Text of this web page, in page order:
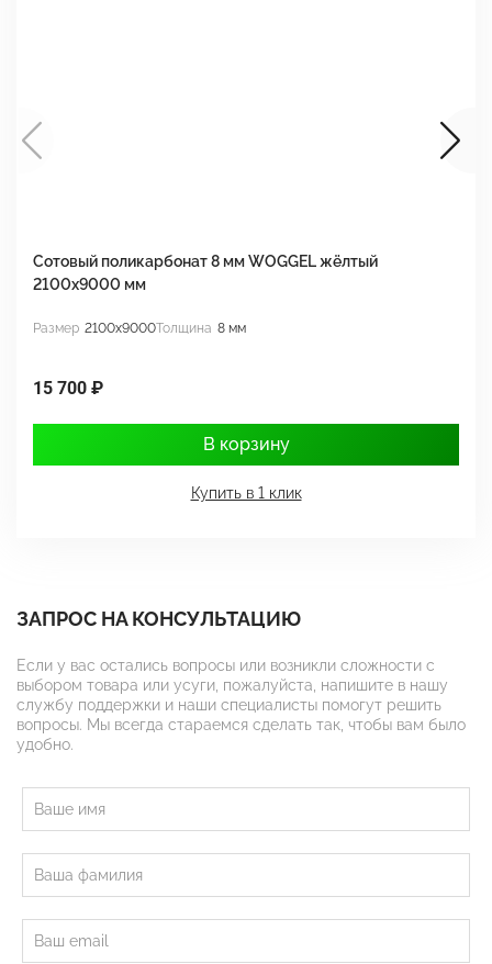
Сотовый поликарбонат 8 мм WOGGEL жёлтый
2100х9000 мм
Размер 2100x9000Толщина 8 мм
15 700 ₽
В корзину
Купить в 1 клик
ЗАПРОС НА КОНСУЛЬТАЦИЮ
Если у вас остались вопросы или возникли сложности с
выбором товара или усуги, пожалуйста, напишите в нашу
службу поддержки и наши специалисты помогут решить
вопросы. Мы всегда стараемся сделать так, чтобы вам было
удобно.